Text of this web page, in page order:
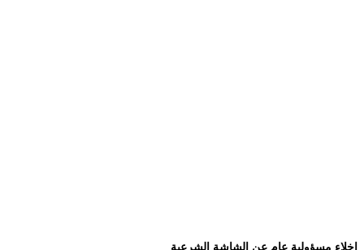
إخلاء مسؤولية عام عن الشاشة الشرعية